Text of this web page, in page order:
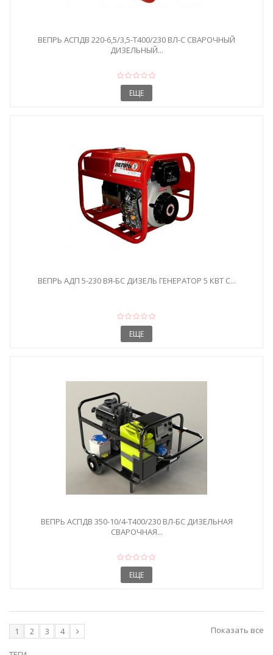
ВЕПРЬ АСПДВ 220-6,5/3,5-Т400/230 ВЛ-С СВАРОЧНЫЙ
ДИЗЕЛЬНЫЙ...
ЕЩЕ
ВЕПРЬ АДП 5-230 ВЯ-БС ДИЗЕЛЬ ГЕНЕРАТОР 5 КВТ С...
ЕЩЕ
ВЕПРЬ АСПДВ 350-10/4-Т400/230 ВЛ-БС ДИЗЕЛЬНАЯ
СВАРОЧНАЯ...
ЕЩЕ
Показать все
1 2 3 4